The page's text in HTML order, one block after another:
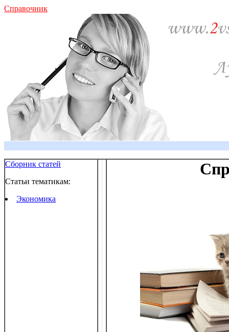
Справочник
Сборник статей
Статьи тематикам:
Экономика